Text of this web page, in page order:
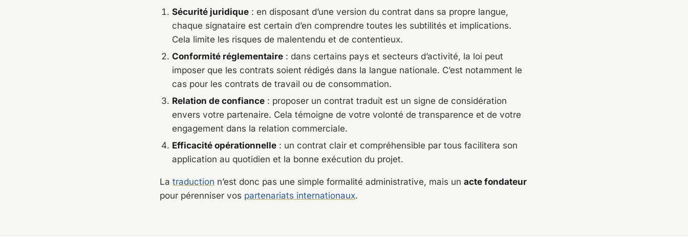
Sécurité juridique : en disposant d’une version du contrat dans sa propre langue,
chaque signataire est certain d’en comprendre toutes les subtilités et implications.
Cela limite les risques de malentendu et de contentieux.
Conformité réglementaire : dans certains pays et secteurs d’activité, la loi peut
imposer que les contrats soient rédigés dans la langue nationale. C’est notamment le
cas pour les contrats de travail ou de consommation.
Relation de confiance : proposer un contrat traduit est un signe de considération
envers votre partenaire. Cela témoigne de votre volonté de transparence et de votre
engagement dans la relation commerciale.
Efficacité opérationnelle : un contrat clair et compréhensible par tous facilitera son
application au quotidien et la bonne exécution du projet.
La traduction n’est donc pas une simple formalité administrative, mais un acte fondateur
pour pérenniser vos partenariats internationaux.